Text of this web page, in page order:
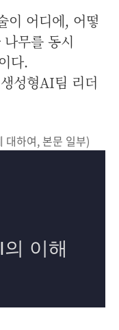
이 어디에, 어떻
무를 동시
다.
성형AI팀 리더
대하여, 본문 일부)